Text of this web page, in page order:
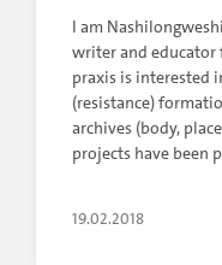
I am
writer and
praxis is interested
(resistance)
archives (body,
projects have been
19.02.2018